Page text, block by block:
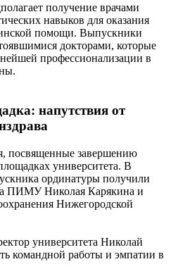
получение врачами
навыков для оказания
помощи. Выпускники
докторами, которые
профессионализации в
напутствия от
посвященные завершению
университета. В
ординатуры получили
ПИМУ Николая Карякина и
Нижегородской
университета Николай
командной работы и эмпатии в